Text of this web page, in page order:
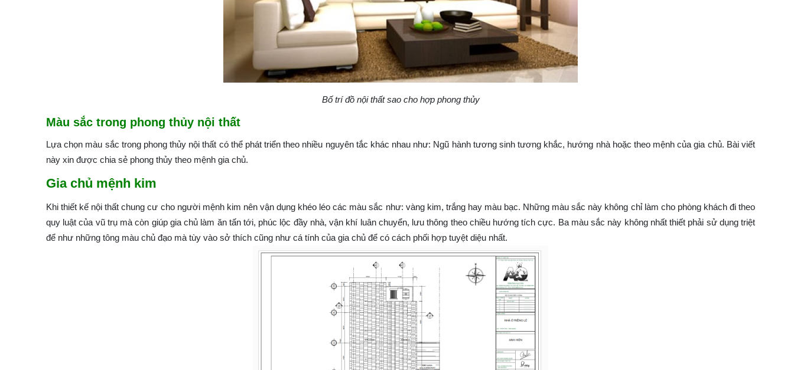
Bố trí đồ nội thất sao cho hợp phong thủy
Màu sắc trong phong thủy nội thất
Lựa chọn màu sắc trong phong thủy nội thất có thể phát triển theo nhiều nguyên tắc khác nhau như: Ngũ hành tương sinh tương khắc, hướng nhà hoặc theo mệnh của gia chủ. Bài viết
này xin được chia sẻ phong thủy theo mệnh gia chủ.
Gia chủ mệnh kim
Khi thiết kế nội thất chung cư cho người mệnh kim nên vận dụng khéo léo các màu sắc như: vàng kim, trắng hay màu bạc. Những màu sắc này không chỉ làm cho phòng khách đi theo
quy luật của vũ trụ mà còn giúp gia chủ làm ăn tấn tới, phúc lộc đầy nhà, vận khí luân chuyển, lưu thông theo chiều hướng tích cực. Ba màu sắc này không nhất thiết phải sử dụng triệt
để như những tông màu chủ đạo mà tùy vào sở thích cũng như cá tính của gia chủ để có cách phối hợp tuyệt diệu nhất.